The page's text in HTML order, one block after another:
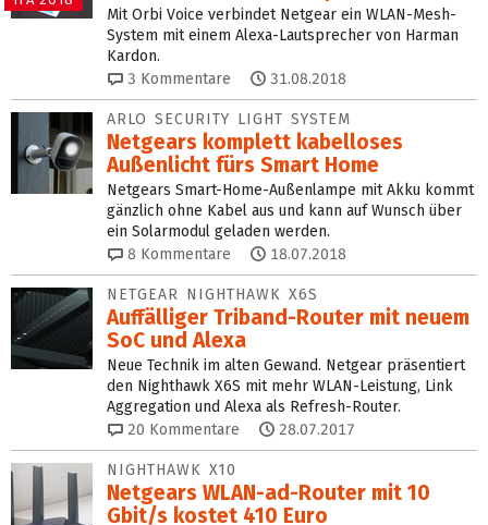
Mit Orbi Voice verbindet Netgear ein WLAN-Mesh-
System mit einem Alexa-Lautsprecher von Harman
Kardon.
3 Kommentare 31.08.2018
ARLO SECURITY LIGHT SYSTEM
Netgears komplett kabelloses
Außenlicht fürs Smart Home
Netgears Smart-Home-Außenlampe mit Akku kommt
gänzlich ohne Kabel aus und kann auf Wunsch über
ein Solarmodul geladen werden.
8 Kommentare 18.07.2018
NETGEAR NIGHTHAWK X6S
Auffälliger Triband-Router mit neuem
SoC und Alexa
Neue Technik im alten Gewand. Netgear präsentiert
den Nighthawk X6S mit mehr WLAN-Leistung, Link
Aggregation und Alexa als Refresh-Router.
20 Kommentare 28.07.2017
NIGHTHAWK X10
Netgears WLAN-ad-Router mit 10
Gbit/s kostet 410 Euro